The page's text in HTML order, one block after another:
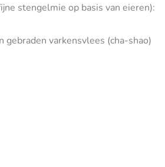
stengelmie op basis van eieren):
gebraden varkensvlees (cha-shao)